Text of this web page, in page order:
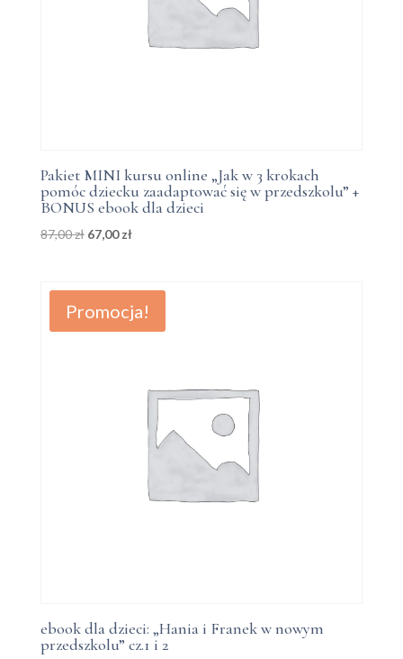
Pakiet MINI kursu online „Jak w 3 krokach
pomóc dziecku zaadaptować się w przedszkolu” +
BONUS ebook dla dzieci
87,00zł Pierwotna
87,00 zł.
67,00złAktualna
67,00 zł.
Promocja!
ebook dla dzieci: „Hania i Franek w nowym
przedszkolu” cz.1 i 2